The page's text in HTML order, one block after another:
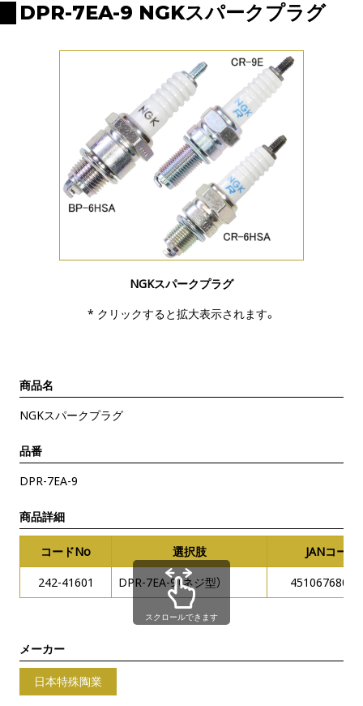
DPR-7EA-9 NGKスパークプラグ
NGKスパークプラグ
* クリックすると拡大表示されます。
商品名
NGKスパークプラグ
品番
DPR-7EA-9
商品詳細
コードNo 選択肢
JANコード
242-41601
DPR-7EA-9（ネジ型）
スクロールできます
メーカー
日本特殊陶業